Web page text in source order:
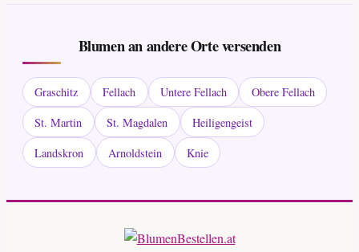
Blumen an andere Orte versenden
Graschitz Fellach Untere Fellach
Obere Fellach
St. Martin
St. Magdalen
Heiligengeist
Landskron
Arnoldstein Knie